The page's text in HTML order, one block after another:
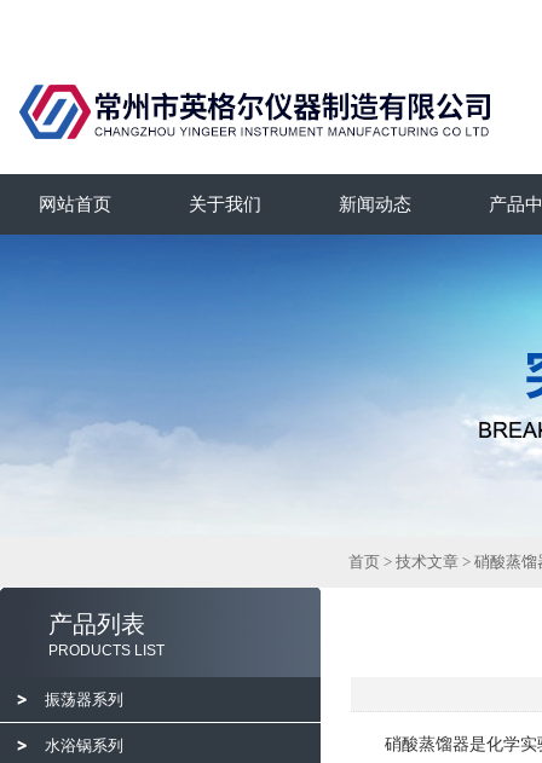
网站首页 关于我们 新闻动态 产品
产品列表
PRODUCTS LIST
振荡器系列
水浴锅系列
首页 > 技术文章 > 硝酸蒸
硝酸蒸馏器是化学实验